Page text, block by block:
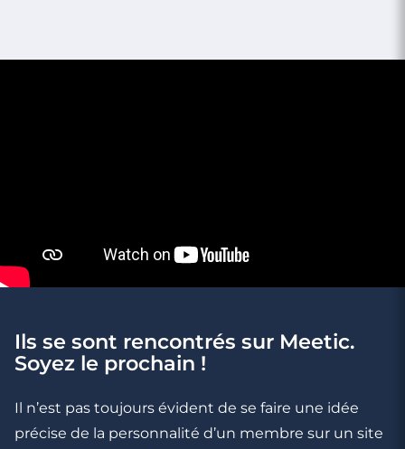
D'Olonne
Rencontres célibataires à Saint-Hilaire-De-
Ils se sont rencontrés sur Meetic.
Soyez le prochain !
Il n’est pas toujours évident de se faire une idée
précise de la personnalité d’un membre sur un site